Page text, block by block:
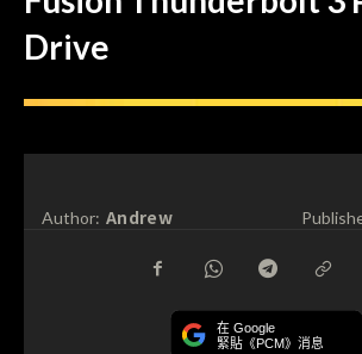
Drive
Author: Andrew
在 Google
緊貼《PCM》消息